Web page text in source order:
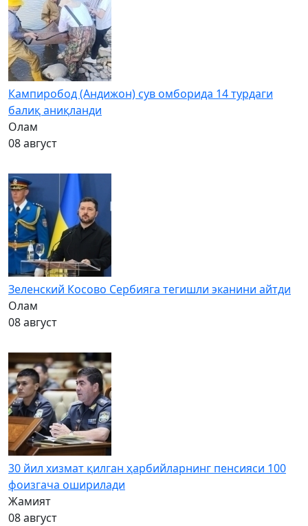
Кампиробод (Андижон) сув омборида 14 турдаги
балиқ аниқланди
Олам
08 август
Зеленский Косово Сербияга тегишли эканини айтди
Олам
08 август
30 йил хизмат қилган ҳарбийларнинг пенсияси 100
фоизгача оширилади
Жамият
08 август